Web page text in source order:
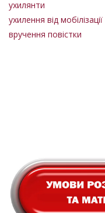
ухилянти
ухилення від мобілізації
вручення повістки